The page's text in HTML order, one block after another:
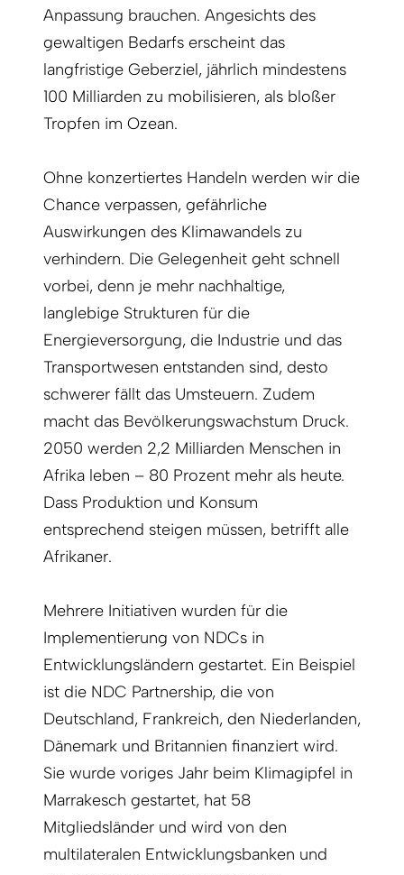
Anpassung brauchen. Angesichts des
gewaltigen Bedarfs erscheint das
langfristige Geberziel, jährlich mindestens
100 Milliarden zu mobilisieren, als bloßer
Tropfen im Ozean.
Ohne konzertiertes Handeln werden wir die
Chance verpassen, gefährliche
Auswirkungen des Klimawandels zu
verhindern. Die Gelegenheit geht schnell
vorbei, denn je mehr nachhaltige,
langlebige Strukturen für die
Energieversorgung, die Industrie und das
Transportwesen entstanden sind, desto
schwerer fällt das Umsteuern. Zudem
macht das Bevölkerungswachstum Druck.
2050 werden 2,2 Milliarden Menschen in
Afrika leben – 80 Prozent mehr als heute.
Dass Produktion und Konsum
entsprechend steigen müssen, betrifft alle
Afrikaner.
Mehrere Initiativen wurden für die
Implementierung von NDCs in
Entwicklungsländern gestartet. Ein Beispiel
ist die NDC Partnership, die von
Deutschland, Frankreich, den Niederlanden,
Dänemark und Britannien finanziert wird.
Sie wurde voriges Jahr beim Klimagipfel in
Marrakesch gestartet, hat 58
Mitgliedsländer und wird von den
multilateralen Entwicklungsbanken und